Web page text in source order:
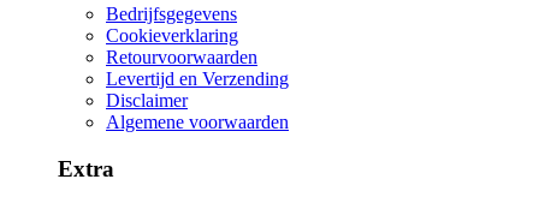
Bedrijfsgegevens
Cookieverklaring
Retourvoorwaarden
Levertijd en Verzending
Disclaimer
Algemene voorwaarden
Extra